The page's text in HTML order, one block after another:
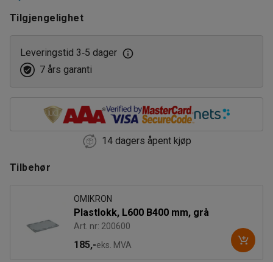
Tilgjengelighet
Leveringstid 3‑5 dager
7 års garanti
14 dagers åpent kjøp
Tilbehør
OMIKRON
Plastlokk, L600 B400 mm, grå
Art. nr: 200600
185,-eks. MVA